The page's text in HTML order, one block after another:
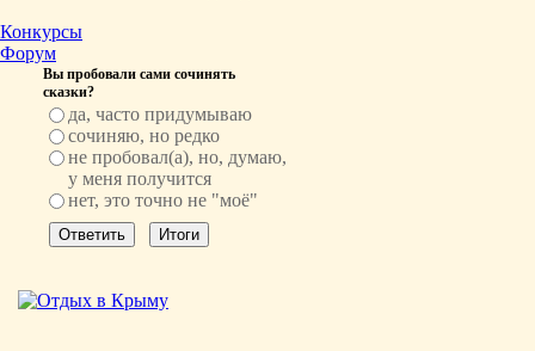
Конкурсы
Форум
Вы пробовали сами сочинять
сказки?
да, часто придумываю
сочиняю, но редко
не пробовал(а), но, думаю,
у меня получится
нет, это точно не "моё"